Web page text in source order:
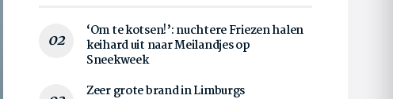
‘Om te kotsen!’: nuchtere Friezen halen
keihard uit naar Meilandjes op
Sneekweek
Zeer grote brand in Limburgs